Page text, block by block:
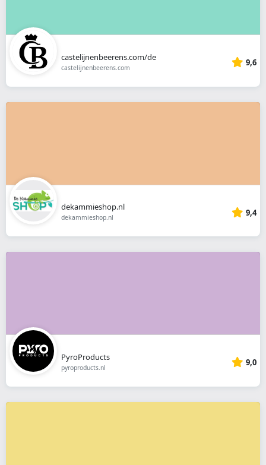
castelijnenbeerens.com/de
castelijnenbeerens.com 9,6
dekammieshop.nl
dekammieshop.nl 9,4
PyroProducts
pyroproducts.nl 9,0